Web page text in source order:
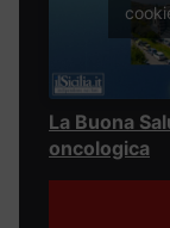
La Buona
oncologica